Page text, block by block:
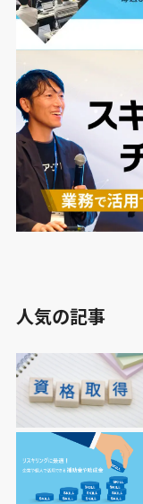
人気の記事